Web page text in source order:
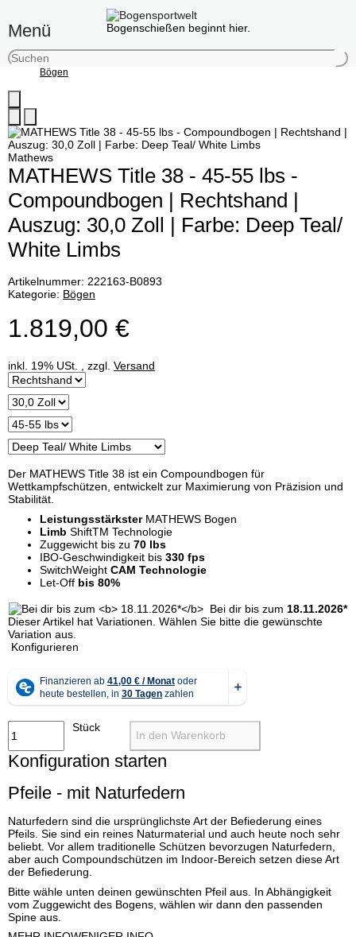
Bogenschießen beginnt hier.
Menü
Bögen
Mathews
MATHEWS Title 38 - 45-55 lbs -
Compoundbogen | Rechtshand |
Auszug: 30,0 Zoll | Farbe: Deep Teal/
White Limbs
Artikelnummer: 222163-B0893
Kategorie: Bögen
1.819,00 €
inkl. 19% USt. , zzgl. Versand
Der MATHEWS Title 38 ist ein Compoundbogen für
Wettkampfschützen, entwickelt zur Maximierung von Präzision und
Stabilität.
LeistungsstärksterMATHEWS Bogen
Limb ShiftTM Technologie
Zuggewicht bis zu 70 lbs
IBO-Geschwindigkeit bis 330 fps
SwitchWeight CAM Technologie
Let-Off bis 80%
Bei dir bis zum 18.11.2026*
x
Dieser Artikel hat Variationen. Wählen Sie bitte die gewünschte
Variation aus.
Konfigurieren
Stück
In den Warenkorb
Konfiguration starten
Pfeile - mit Naturfedern
Naturfedern sind die ursprünglichste Art der Befiederung eines
Pfeils. Sie sind ein reines Naturmaterial und auch heute noch sehr
beliebt. Vor allem traditionelle Schützen bevorzugen Naturfedern,
aber auch Compoundschützen im Indoor-Bereich setzen diese Art
der Befiederung.
Bitte wähle unten deinen gewünschten Pfeil aus. In Abhängigkeit
vom Zuggewicht des Bogens, wählen wir dann den passenden
Spine aus.